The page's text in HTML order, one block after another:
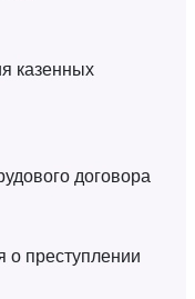
казенных
договора
о преступлении